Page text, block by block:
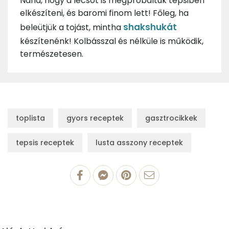
elkészíteni, és baromi finom lett! Főleg, ha
beleütjük a tojást, mintha shakshukát
készítenénk! Kolbásszal és nélküle is működik,
természetesen.
toplista gyors receptek gasztrocikkek
tepsis receptek lusta asszony receptek